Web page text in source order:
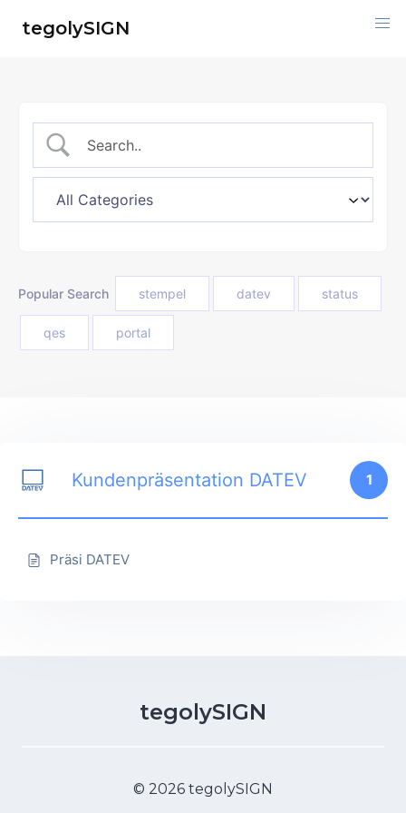
tegolySIGN
Popular Search stempel datev status
qes portal
Kundenpräsentation DATEV 1
Präsi DATEV
tegolySIGN
© 2026 tegolySIGN